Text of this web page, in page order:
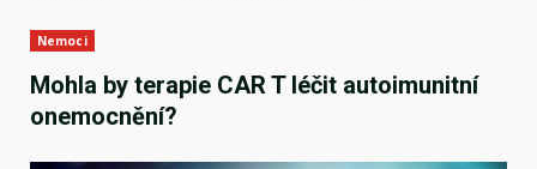
Nemoci
Mohla by terapie CAR T léčit autoimunitní
onemocnění?